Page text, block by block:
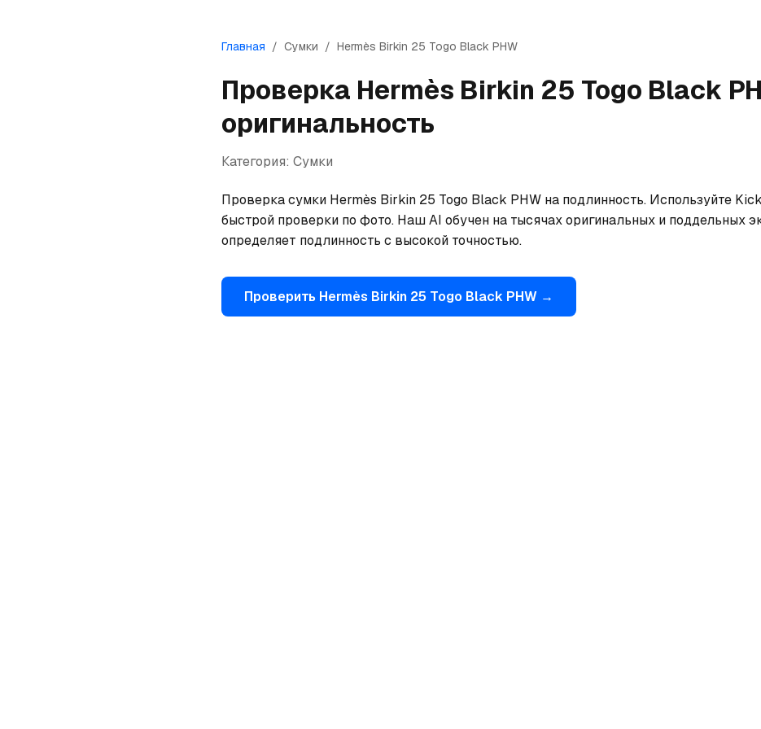
Главная / Сумки / Hermès Birkin 25 Togo Black PHW
Проверка Hermès Birkin 25 Togo Black
оригинальность
Категория: Сумки
Проверка сумки Hermès Birkin 25 Togo Black PHW на подлинность. Используйте
быстрой проверки по фото. Наш AI обучен на тысячах оригинальных и поддельных
определяет подлинность с высокой точностью.
Проверить Hermès Birkin 25 Togo Black PHW →